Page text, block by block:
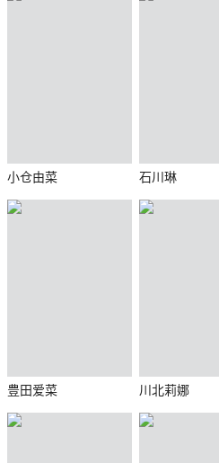
小仓由菜 石川琳
豊田爱菜 川北莉娜